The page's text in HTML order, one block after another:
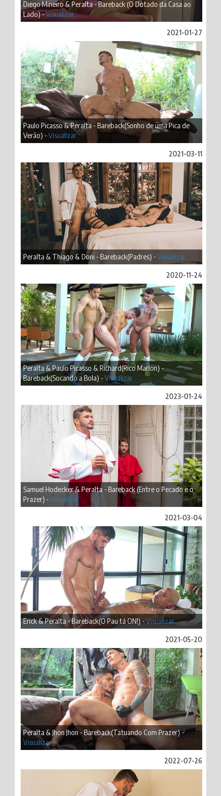
Diego Mineiro & Peralta - Bareback (O Dotado da Casa ao
Lado) -Visualizar
2021-01-27
Paulo Picasso & Peralta - Bareback(Sonho de uma Pica de
Verão) -Visualizar
2021-03-11
Peralta & Thiago & Doni - Bareback(Padres) -Visualizar
2020-11-24
Peralta & Paulo Picasso & Richard(Rico Marlon) -
Bareback(Socando a Bola) -Visualizar
2023-01-24
Samuel Hodecker & Peralta - Bareback (Entre o Pecado e o
Prazer) -Visualizar
2021-03-04
Erick & Peralta - Bareback(O Pau tá ON!) -Visualizar
2021-05-20
Peralta & Jhon Jhon - Bareback(Tatuando Com Prazer) -
Visualizar
2022-07-26